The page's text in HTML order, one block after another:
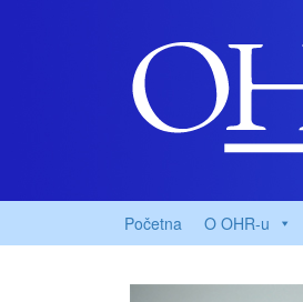
Početna O OHR-u